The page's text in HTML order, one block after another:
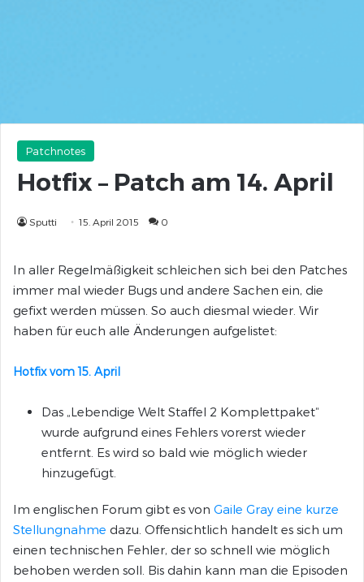
Patchnotes
Hotfix – Patch am 14. April
Sputti 15. April 2015 0
In aller Regelmäßigkeit schleichen sich bei den Patches
immer mal wieder Bugs und andere Sachen ein, die
gefixt werden müssen. So auch diesmal wieder. Wir
haben für euch alle Änderungen aufgelistet:
Hotfix vom 15. April
Das „Lebendige Welt Staffel 2 Komplettpaket“
wurde aufgrund eines Fehlers vorerst wieder
entfernt. Es wird so bald wie möglich wieder
hinzugefügt.
Im englischen Forum gibt es von Gaile Gray eine kurze
Stellungnahme dazu. Offensichtlich handelt es sich um
einen technischen Fehler, der so schnell wie möglich
behoben werden soll. Bis dahin kann man die Episoden